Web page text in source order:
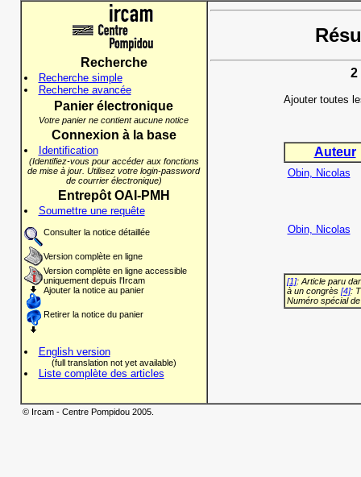
Recherche
Recherche simple
Recherche avancée
Panier électronique
Votre panier ne contient aucune notice
Connexion à la base
Identification
(Identifiez-vous pour accéder aux fonctions
de mise à jour. Utilisez votre login-password
de courrier électronique)
Entrepôt OAI-PMH
Soumettre une requête
Consulter la notice détaillée
Version complète en ligne
Version complète en ligne accessible
uniquement depuis l'Ircam
Ajouter la notice au panier
Retirer la notice du panier
English version
(full translation not yet available)
Liste complète des articles
2
Ajouter toutes
Auteur
Obin, Nicolas
Obin, Nicolas
[1]: Article paru
à un congrès [4]:
Numéro spécial
© Ircam - Centre Pompidou 2005.